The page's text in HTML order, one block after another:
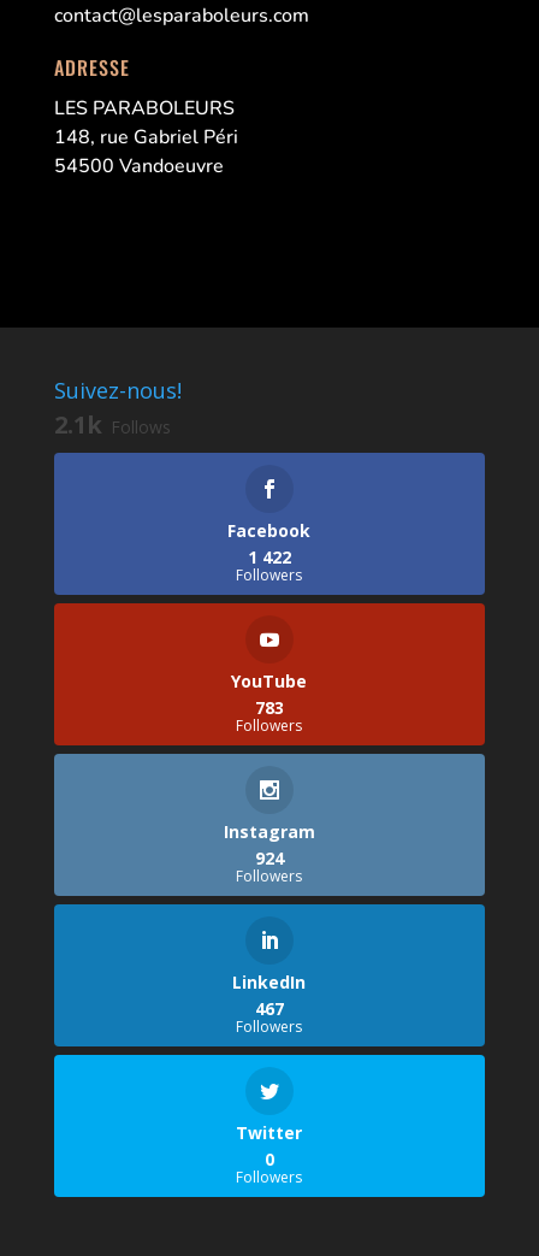
contact@lesparaboleurs.com
ADRESSE
LES PARABOLEURS
148, rue Gabriel Péri
54500 Vandoeuvre
Suivez-nous!
2.1k Follows
Facebook
1 422
Followers
YouTube
783
Followers
Instagram
924
Followers
LinkedIn
467
Followers
Twitter
0
Followers